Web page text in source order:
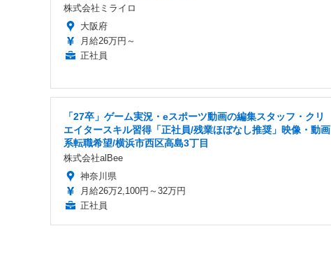
株式会社ミライロ
大阪府
月給26万円～
正社員
「27卒」ゲーム実況・eスポーツ動画の編集スタッフ・クリ
エイタースキル習得「正社員/残業ほぼなし推奨」映像・動画
系転職希望/横浜市西区高島3丁目
株式会社alBee
神奈川県
月給26万2,100円～32万円
正社員